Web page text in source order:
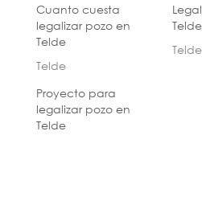
Cuanto cuesta
legalizar pozo en
Telde
Telde
Telde
Telde
Proyecto para
legalizar pozo en
Telde